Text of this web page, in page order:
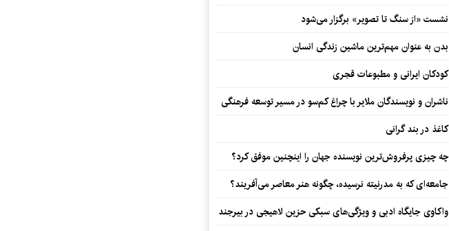
نشست «از سنگ تا تصویر» برگزار می‌شود
بدن به عنوان مهم‌ترین ماشین زندگی انسان
کودکان ایرانی و مطبوعات قجری
ناشران و نویسندگان ملایر با چراغ کم‌سو در مسیر توسعه فرهنگی
کاغذ در بند گرانی
چه چیزی پرفروش‌ترین نویسنده جهان را اینچنین موفق کرد؟
جامعه‌ای که به مدرنیته نرسیده، چگونه هنر معاصر می‌آفریند؟
واکاوی جایگاه ادبی و ویژگی‌های سبکی حزین لاهیجی در بیرجند